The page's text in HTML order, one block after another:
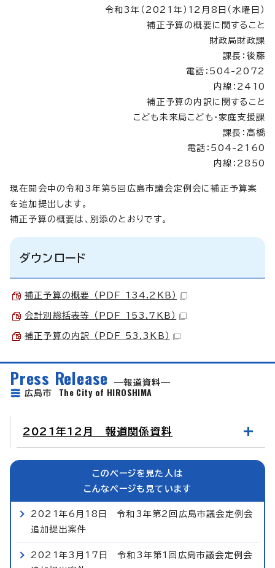
令和3年（2021年）12月8日（水曜日）
補正予算の概要に関すること
財政局財政課
課長：後藤
電話：504-2072
内線：2410
補正予算の内訳に関すること
こども未来局こども・家庭支援課
課長：高橋
電話：504-2160
内線：2850
現在開会中の令和3年第5回広島市議会定例会に補正予算案
を追加提出します。
補正予算の概要は、別添のとおりです。
ダウンロード
補正予算の概要 （PDF 134.2KB）
会計別総括表等 （PDF 153.7KB）
補正予算の内訳 （PDF 53.3KB）
Press Release
報道資料
広島市 The City of HIROSHIMA
2021年12月 報道関係資料
このページを見た人は
こんなページも見ています
2021年6月18日 令和3年第2回広島市議会定例会
追加提出案件
2021年3月17日 令和3年第1回広島市議会定例会